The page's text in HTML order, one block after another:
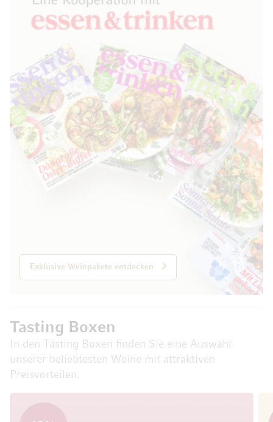
Exklusive Weinpakete entdecken
Tasting Boxen
In den Tasting Boxen finden Sie eine Auswahl
unserer beliebtesten Weine mit attraktiven
Preisvorteilen.